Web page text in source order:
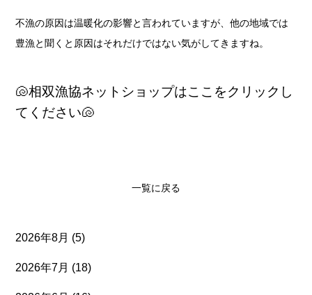
不漁の原因は温暖化の影響と言われていますが、他の地域では
豊漁と聞くと原因はそれだけではない気がしてきますね。
🐚相双漁協ネットショップはここをクリックし
てください🐚
一覧に戻る
2026年8月 (5)
2026年7月 (18)